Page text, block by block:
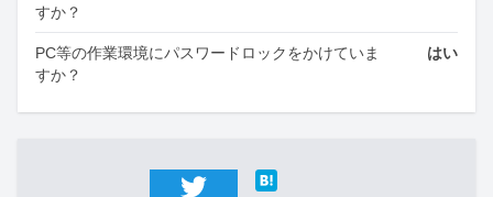
すか？
PC等の作業環境にパスワードロックをかけていま
すか？
はい